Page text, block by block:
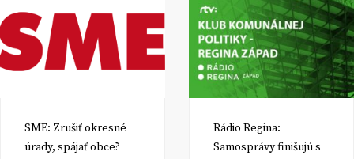
SME: Zrušiť okresné
úrady, spájať obce?
Rádio Regina:
Samosprávy finišujú s